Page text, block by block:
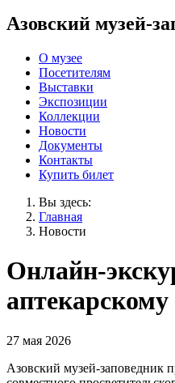
Азовский музей-
О музее
Посетителям
Выставки
Экспозиции
Коллекции
Новости
Документы
Контакты
Купить билет
Вы здесь:
Главная
Новости
Онлайн-
аптекарскому
27 мая 2026
Азовский музей-заповедник